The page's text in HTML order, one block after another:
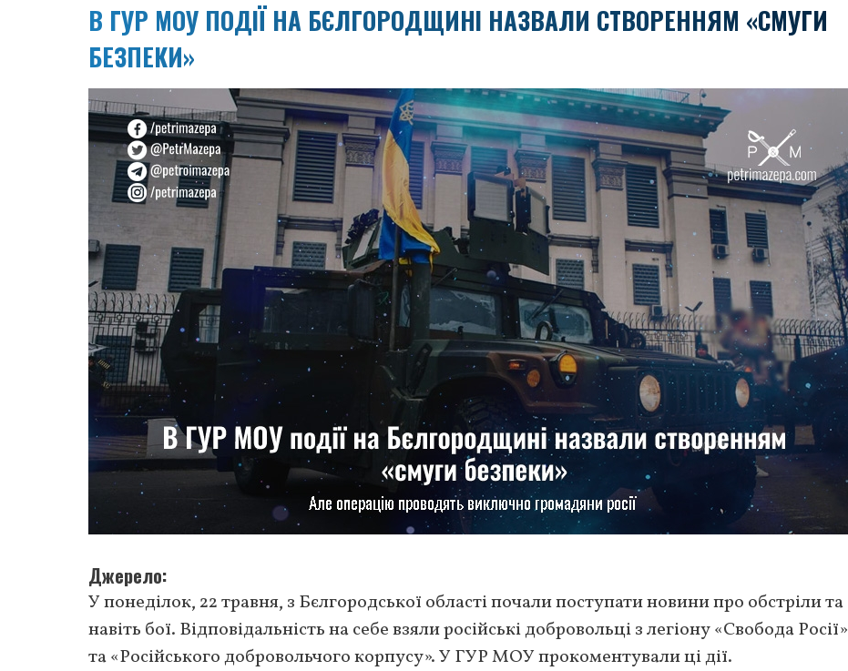
В ГУР МОУ ПОДІЇ НА БЄЛГОРОДЩИНІ НАЗВАЛИ СТВОРЕННЯМ «СМУГИ
БЕЗПЕКИ»
Джерело
У понеділок, 22 травня, з Бєлгородської області почали поступати новини про обстріли та
навіть бої. Відповідальність на себе взяли російські добровольці з легіону «Свобода Росії»
та «Російського добровольчого корпусу». У ГУР МОУ прокоментували ці дії.